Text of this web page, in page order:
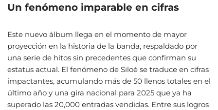
Un fenómeno imparable en cifras
Este nuevo álbum llega en el momento de mayor
proyección en la historia de la banda, respaldado por
una serie de hitos sin precedentes que confirman su
estatus actual. El fenómeno de Siloé se traduce en cifras
impactantes, acumulando más de 50 llenos totales en el
último año y una gira nacional para 2025 que ya ha
superado las 20,000 entradas vendidas. Entre sus logros